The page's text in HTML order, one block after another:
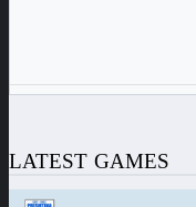
LATEST GAMES